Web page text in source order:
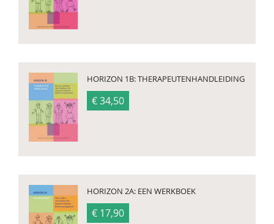
HORIZON 1B: THERAPEUTENHANDLEIDING
€ 34,50
HORIZON 2A: EEN WERKBOEK
€ 17,90